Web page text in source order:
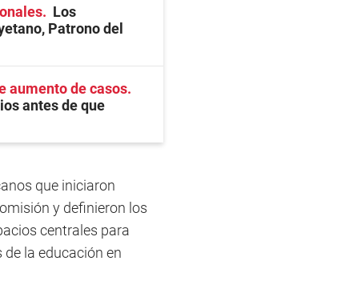
Los
Patrono del
aumento de casos
antes de que
que iniciaron
y definieron los
centrales para
la educación en